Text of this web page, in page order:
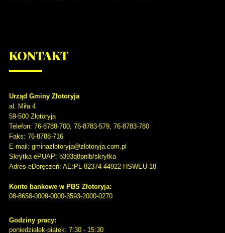
KONTAKT
Urząd Gminy Złotoryja
al. Miła 4
59-500 Złotoryja
Telefon: 76-8788-700, 76-8783-579, 76-8783-780
Faks: 76-8788-716
E-mail: gminazlotoryja@zlotoryja.com.pl
Skrytka ePUAP: b393q8pnlb/skrytka
Adres eDoręczeń: AE:PL-82374-44922-HSWEU-18
Konto bankowe w PBS Złotoryja:
08-8658-0009-0000-3593-2000-0270
Godziny pracy:
poniedziałek-piątek: 7:30 - 15:30